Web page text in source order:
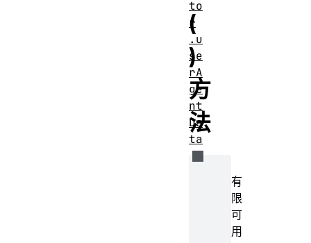
(
)
方
法
有
限
可
用
to
r
.u
se
rA
ge
nt
Da
ta